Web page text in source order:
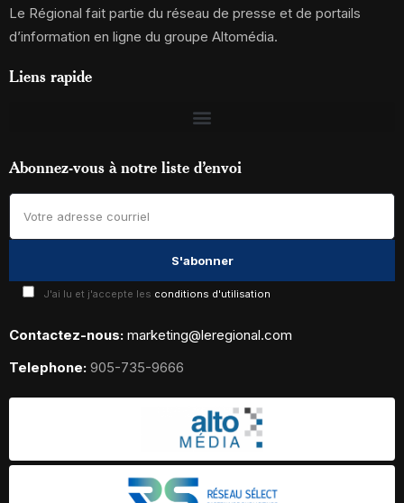
Le Régional fait partie du réseau de presse et de portails
d’information en ligne du groupe Altomédia.
Liens rapide
Abonnez-vous à notre liste d’envoi
J'ai lu et j'accepte les conditions d'utilisation
Contactez-nous: marketing@leregional.com
Telephone: 905-735-9666